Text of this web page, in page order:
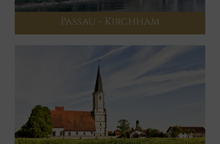
Passau - Kirchham